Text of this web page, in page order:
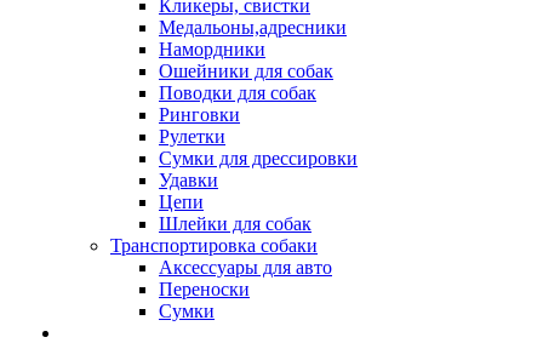
Кликеры, свистки
Медальоны,адресники
Намордники
Ошейники для собак
Поводки для собак
Ринговки
Рулетки
Сумки для дрессировки
Удавки
Цепи
Шлейки для собак
Транспортировка собаки
Аксессуары для авто
Переноски
Сумки